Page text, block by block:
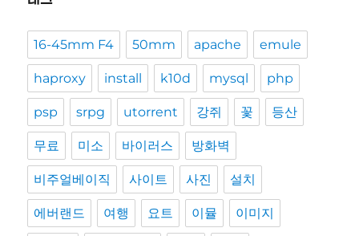
16-45mm F4 50mm apache emule
haproxy install k10d mysql php
psp srpg utorrent 강쥐 꽃 등산
무료 미소 바이러스 방화벽
비주얼베이직 사이트 사진 설치
에버랜드 여행 요트 이뮬 이미지